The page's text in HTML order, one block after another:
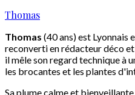
Thomas
Thomas (40 ans) est
reconverti en rédacteur déco
il mêle son regard technique à
les brocantes et les plantes
Sa plume calme et